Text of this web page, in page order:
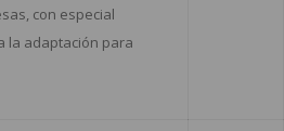
con especial
la adaptación para